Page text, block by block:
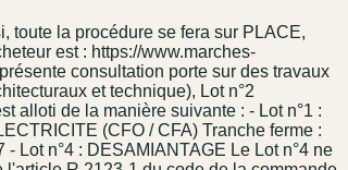
toute la procédure se fera sur PLACE,
est : https://www.marches-
consultation porte sur des travaux
et technique), Lot n°2
alloti de la manière suivante : - Lot n°1 :
(CFO / CFA) Tranche ferme :
Lot n°4 : DESAMIANTAGE Le Lot n°4 ne